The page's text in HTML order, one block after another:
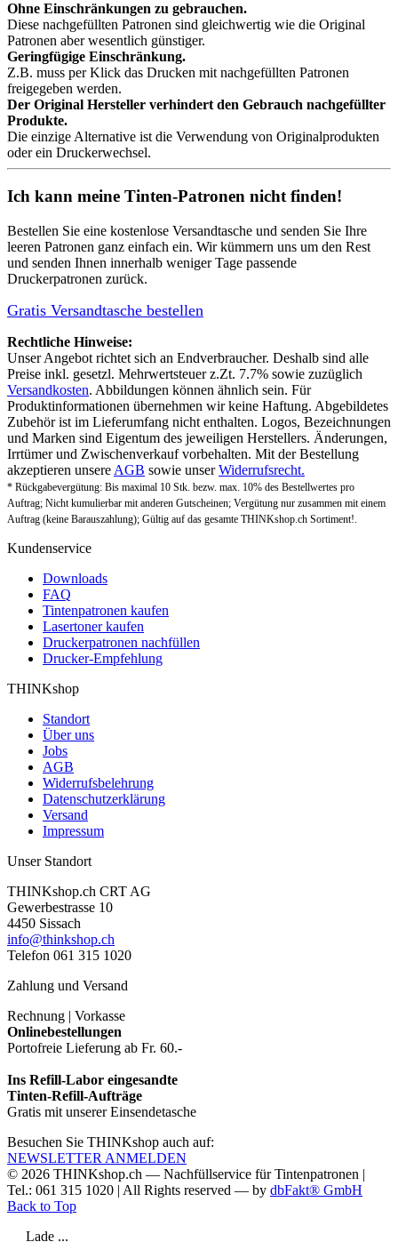
Ohne Einschränkungen zu gebrauchen.
Diese nachgefüllten Patronen sind gleichwertig wie die Original
Patronen aber wesentlich günstiger.
Geringfügige Einschränkung.
Z.B. muss per Klick das Drucken mit nachgefüllten Patronen
freigegeben werden.
Der Original Hersteller verhindert den Gebrauch nachgefüllter
Produkte.
Die einzige Alternative ist die Verwendung von Originalprodukten
oder ein Druckerwechsel.
Ich kann meine Tinten-Patronen nicht finden!
Bestellen Sie eine kostenlose Versandtasche und senden Sie Ihre
leeren Patronen ganz einfach ein. Wir kümmern uns um den Rest
und senden Ihnen innerhalb weniger Tage passende
Druckerpatronen zurück.
Gratis Versandtasche bestellen
Rechtliche Hinweise:
Unser Angebot richtet sich an Endverbraucher. Deshalb sind alle
Preise inkl. gesetzl. Mehrwertsteuer z.Zt. 7.7% sowie zuzüglich
Versandkosten. Abbildungen können ähnlich sein. Für
Produktinformationen übernehmen wir keine Haftung. Abgebildetes
Zubehör ist im Lieferumfang nicht enthalten. Logos, Bezeichnungen
und Marken sind Eigentum des jeweiligen Herstellers. Änderungen,
Irrtümer und Zwischenverkauf vorbehalten. Mit der Bestellung
akzeptieren unsere AGB sowie unserWiderrufsrecht.
* Rückgabevergütung: Bis maximal 10 Stk. bezw. max. 10% des Bestellwertes pro
Auftrag; Nicht kumulierbar mit anderen Gutscheinen; Vergütung nur zusammen mit einem
Auftrag (keine Barauszahlung); Gültig auf das gesamte THINKshop.ch Sortiment!.
Kundenservice
Downloads
FAQ
Tintenpatronen kaufen
Lasertoner kaufen
Druckerpatronen nachfüllen
Drucker-Empfehlung
THINKshop
Standort
Über uns
Jobs
AGB
Widerrufsbelehrung
Datenschutzerklärung
Versand
Impressum
Unser Standort
THINKshop.ch CRT AG
Gewerbestrasse 10
4450 Sissach
info@thinkshop.ch
Telefon 061 315 1020
Zahlung und Versand
Rechnung | Vorkasse
Onlinebestellungen
Portofreie Lieferung ab Fr. 60.-
Ins Refill-Labor eingesandte
Tinten-Refill-Aufträge
Gratis mit unserer Einsendetasche
Besuchen Sie THINKshop auch auf:
NEWSLETTER ANMELDEN
© 2026 THINKshop.ch — Nachfüllservice fürTintenpatronen |
Tel.: 061 315 1020 | All Rights reserved — by dbFakt® GmbH
Back to Top
Lade ...